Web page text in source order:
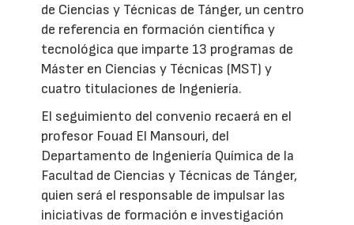
de Ciencias y Técnicas de Tánger, un centro
de referencia en formación científica y
tecnológica que imparte 13 programas de
Máster en Ciencias y Técnicas (MST) y
cuatro titulaciones de Ingeniería.
El seguimiento del convenio recaerá en el
profesor Fouad El Mansouri, del
Departamento de Ingeniería Química de la
Facultad de Ciencias y Técnicas de Tánger,
quien será el responsable de impulsar las
iniciativas de formación e investigación